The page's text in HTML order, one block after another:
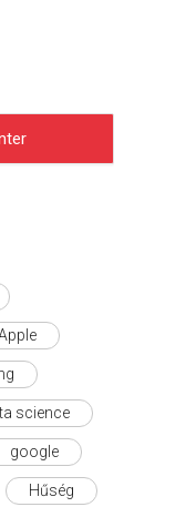
science
google
Hűség